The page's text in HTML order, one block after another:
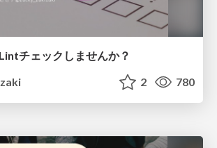
チェックしませんか？
2 780